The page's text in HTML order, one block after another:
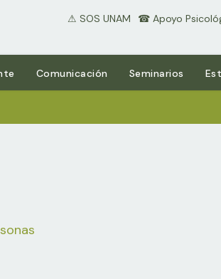
⚠ SOS UNAM ⠀☎ Apoyo
Comunicación Seminarios